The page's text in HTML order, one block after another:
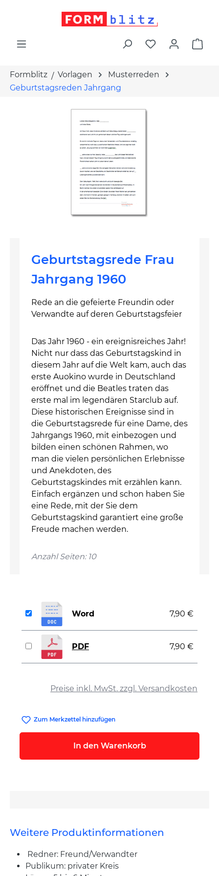
Formblitz Vorlagen
Musterreden
Geburtstagsreden Jahrgang
Geburtstagsrede Frau
Jahrgang 1960
Rede an die gefeierte Freundin oder
Verwandte auf deren Geburtstagsfeier
Das Jahr 1960 - ein ereignisreiches Jahr!
Nicht nur dass das Geburtstagskind in
diesem Jahr auf die Welt kam, auch das
erste Auokino wurde in Deutschland
eröffnet und die Beatles traten das
erste mal im legendären Starclub auf.
Diese historischen Ereignisse sind in
die Geburtstagsrede für eine Dame, des
Jahrgangs 1960, mit einbezogen und
bilden einen schönen Rahmen, wo
man die vielen persönlichen Erlebnisse
und Anekdoten, des
Geburtstagskindes mit erzählen kann.
Einfach ergänzen und schon haben Sie
eine Rede, mit der Sie dem
Geburtstagskind garantiert eine große
Freude machen werden.
Anzahl Seiten: 10
Preise inkl. MwSt. zzgl. Versandkosten
Word 7,90 €
PDF 7,90 €
Zum Merkzettel hinzufügen
In den Warenkorb
Weitere Produktinformationen
Redner: Freund/Verwandter
Publikum: privater Kreis